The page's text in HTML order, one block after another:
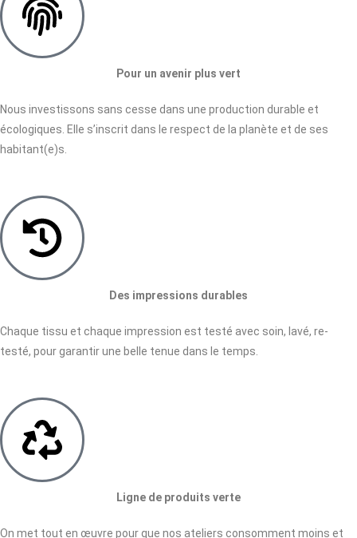
Pour un avenir plus vert
Nous investissons sans cesse dans une production durable et
écologiques. Elle s’inscrit dans le respect de la planète et de ses
habitant(e)s.
Des impressions durables
Chaque tissu et chaque impression est testé avec soin, lavé, re-
testé, pour garantir une belle tenue dans le temps.
Ligne de produits verte
On met tout en œuvre pour que nos ateliers consomment moins et